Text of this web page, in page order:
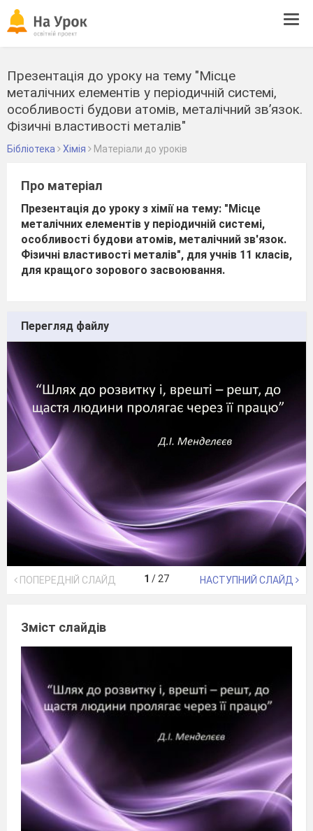
Презентація до уроку на тему "Місце
металічних елементів у періодичній системі,
особливості будови атомів, металічний зв’язок.
Фізичні властивості металів"
Бібліотека Хімія Матеріали до уроків
Про матеріал
Презентація до уроку з хімії на тему: "Місце
металічних елементів у періодичній системі,
особливості будови атомів, металічний зв'язок.
Фізичні властивості металів", для учнів 11 класів,
для кращого зорового засвоювання.
Перегляд файлу
ПОПЕРЕДНІЙ СЛАЙД 1 / 27 НАСТУПНИЙ СЛАЙД
Зміст слайдів